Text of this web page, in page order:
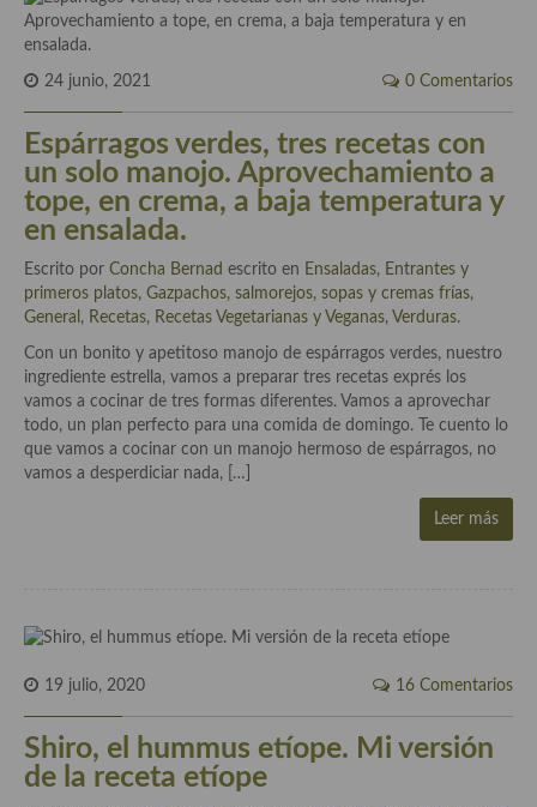
En El Candelero
Las opiniones de la «Cocinera»
Prensa
Recetas
Acompañamientos
Airfryer recetas
Aderezos, salsas, vinagretas, especias, hierbas aromáticas o
aditivos
Especias, mezclas de especias
Hierbas aromáticas
Salsas y mojos
Adobos
Aperitivos
Bebidas
24 junio, 2021 0 Comentarios
Espárragos verdes, tres recetas con
un solo manojo. Aprovechamiento a
tope, en crema, a baja temperatura y
en ensalada.
Escrito por Concha Bernad escrito en Ensaladas, Entrantes y
primeros platos, Gazpachos, salmorejos, sopas y cremas frías,
General , Recetas, Recetas Vegetarianas y Veganas, Verduras.
Con un bonito y apetitoso manojo de espárragos verdes, nuestro
ingrediente estrella, vamos a preparar tres recetas exprés los
vamos a cocinar de tres formas diferentes. Vamos a aprovechar
todo, un plan perfecto para una comida de domingo. Te cuento lo
que vamos a cocinar con un manojo hermoso de espárragos, no
vamos a desperdiciar nada, […]
Leer más
19 julio, 2020 16 Comentarios
Shiro, el hummus etíope. Mi versión
de la receta etíope